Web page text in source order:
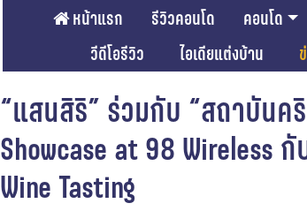
หน้าแรก รีวิวคอนโด คอนโด
วีดีโอรีวิว
ไอเดียแต่งบ้าน
“แสนสิริ” ร่วมกับ “สถาบันค
Showcase at 98 Wireless
Wine Tasting